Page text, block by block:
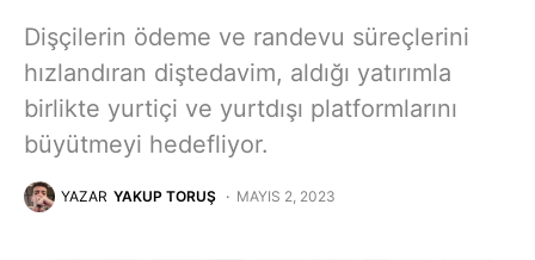
Dişçilerin ödeme ve randevu süreçlerini
hızlandıran diştedavim, aldığı yatırımla
birlikte yurtiçi ve yurtdışı platformlarını
büyütmeyi hedefliyor.
YAZAR YAKUP TORUŞ MAYIS 2, 2023